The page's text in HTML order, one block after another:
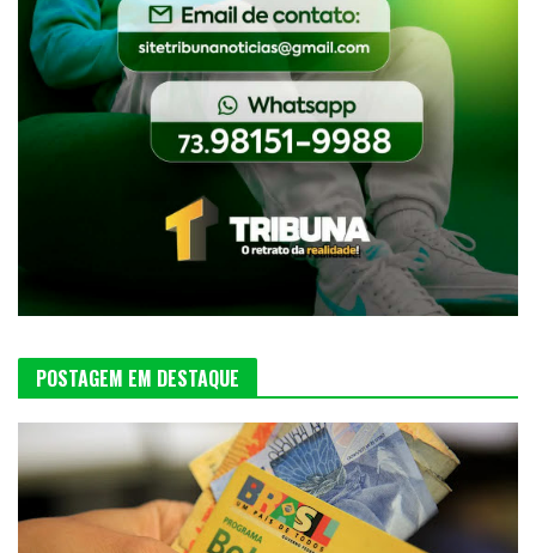
POSTAGEM EM DESTAQUE